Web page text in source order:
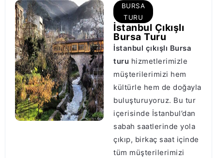
BURSA
TURU
İstanbul Çıkışlı
Bursa Turu
İstanbul çıkışlı Bursa
turu hizmetlerimizle
müşterilerimizi hem
kültürle hem de doğayla
buluşturuyoruz. Bu tur
içerisinde İstanbul’dan
sabah saatlerinde yola
çıkıp, birkaç saat içinde
tüm müşterilerimizi